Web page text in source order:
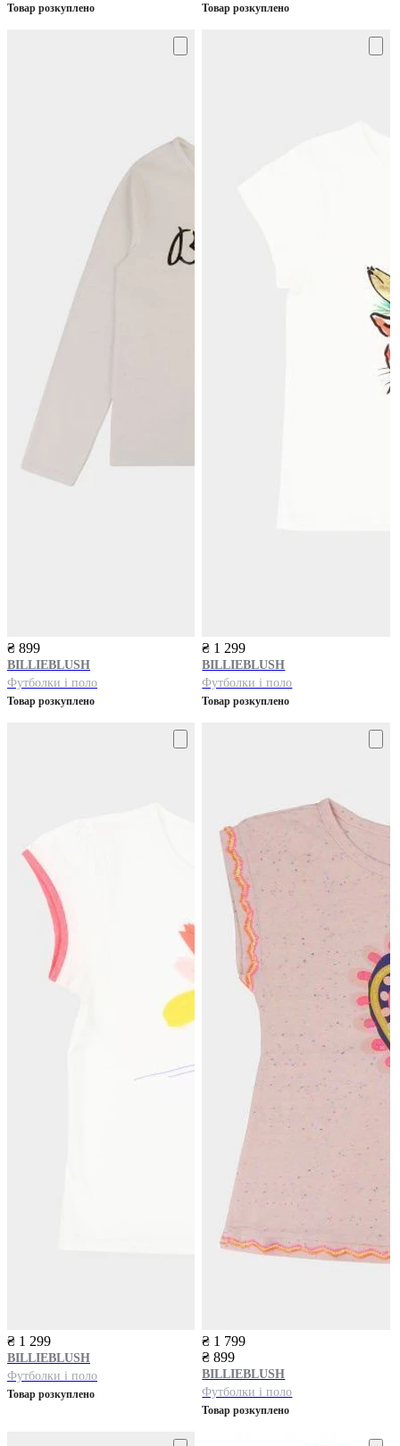
Товар розкуплено Товар розкуплено
₴ 899
BILLIEBLUSH
Футболки і поло
Товар розкуплено
₴ 1 299
BILLIEBLUSH
Футболки і поло
Товар розкуплено
₴ 1 299
BILLIEBLUSH
Футболки і поло
Товар розкуплено
₴ 1 799
₴ 899
BILLIEBLUSH
Футболки і поло
Товар розкуплено